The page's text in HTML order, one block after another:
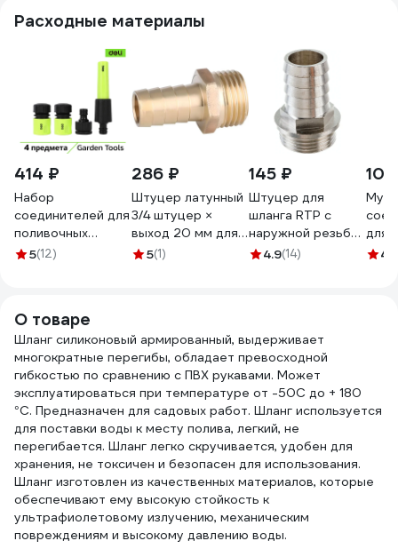
Расходные материалы
414 ₽
Набор
соединителей для
поливочных
шлангов 1/2
коннекторы с
аквастопом и без
штуцера 1/2-3/4
наконечник) DELI
134986
5(12)
286 ₽
Штуцер латунный
3/4 штуцер ×
выход 20 мм для
систем
5(1)
145 ₽
Штуцер для
шланга RTP с
наружной резьбой
G 20х3/4 25157
4.9(14)
для
4.9
О товаре
Шланг силиконовый армированный, выдерживает
многократные перегибы, обладает превосходной
гибкостью по сравнению с ПВХ рукавами. Может
эксплуатироваться при температуре от -50С до + 180
°С. Предназначен для садовых работ. Шланг используется
для поставки воды к месту полива, легкий, не
перегибается. Шланг легко скручивается, удобен для
хранения, не токсичен и безопасен для использования.
Шланг изготовлен из качественных материалов, которые
обеспечивают ему высокую стойкость к
ультрафиолетовому излучению, механическим
повреждениям и высокому давлению воды.